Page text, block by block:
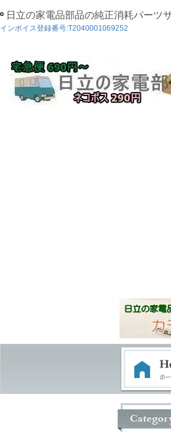
日立の家電品部品の純正消耗パーツ
インボイス登録番号:T2040001069252